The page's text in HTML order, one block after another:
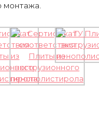
монтажа.